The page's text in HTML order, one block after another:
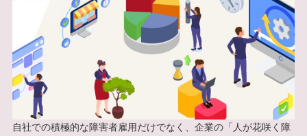
自社での積極的な障害者雇用だけでなく、企業の「人が花咲く障